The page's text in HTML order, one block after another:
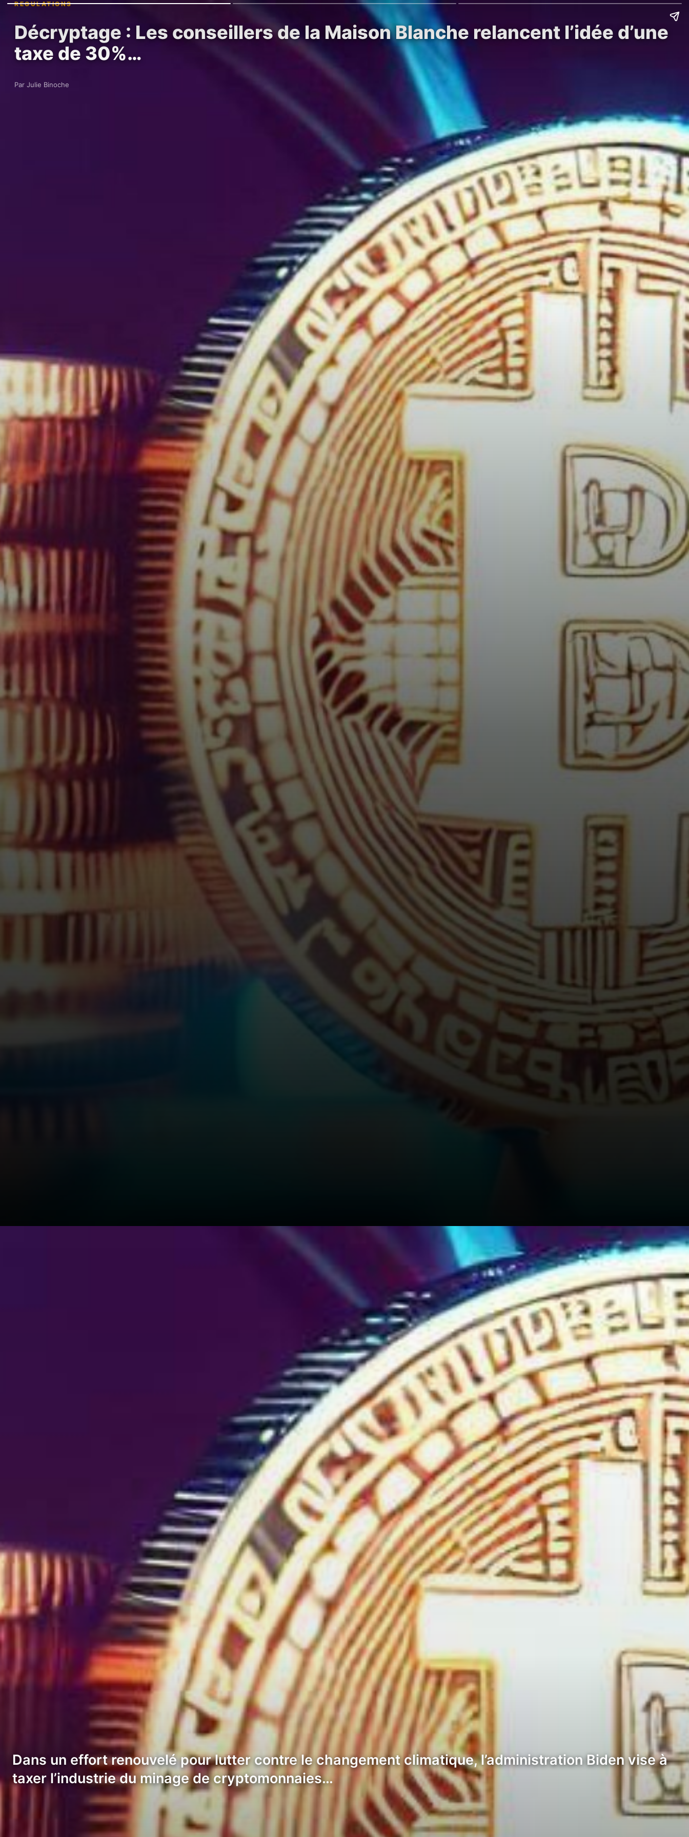
REGULATIONS
Décryptage : Les conseillers de la Maison Blanche relancent l’idée d’une
taxe de 30%…
Par Julie Binoche
Dans un effort renouvelé pour lutter contre le changement climatique, l’administration Biden vise à
taxer l’industrie du minage de cryptomonnaies…